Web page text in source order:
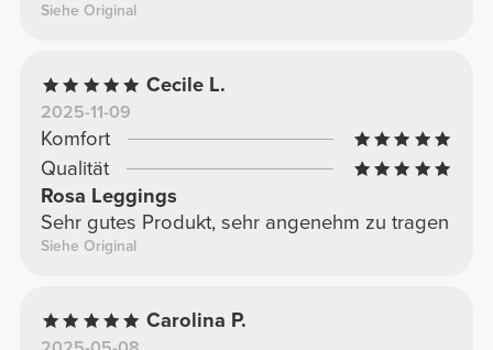
Siehe Original
Cecile L.
2025-11-09
Komfort
Qualität
Rosa Leggings
Sehr gutes Produkt, sehr angenehm zu tragen
Siehe Original
Carolina P.